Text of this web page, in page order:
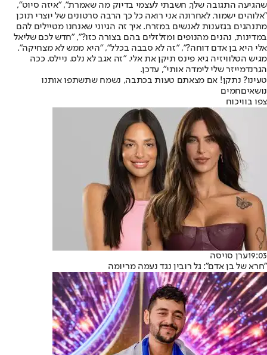
שהגיעה התגובה שלך, חשבתי לעצמי בדיוק מה שאמרת", "איזה סיוט",
"אלוהים ישמור. לאחרונה אני רואה כל כך הרבה סרטונים של יוצרי תוכן
מתנהגים בגזענות לאנשים במזרח. איך זה הגיוני שאנחנו מטיילים להם
במדינות, נהנים מהנופים ומזלזלים בהם בצורה כזו?", "חדש לכם שליאל
אלי היא בן אדם דוחה?", "זה לא סבבה בכלל", "היא ממש לא מצחיקה".
מגיש הטלוויזיה גיא פינס תיקן את אלי. "זה אגב לא נלס. ניילס. ככה
הגרנדמייזר שלי לימדה אותי", עדכן.
טעינו? נתקן! אם מצאתם טעות בכתבה, נשמח שתשתפו אותנו
נושאיםחמים
צפו בוויכוח
19:03ערן סויסה
"חרא של בן אדם": גל רובין נגד נעמה מריומה